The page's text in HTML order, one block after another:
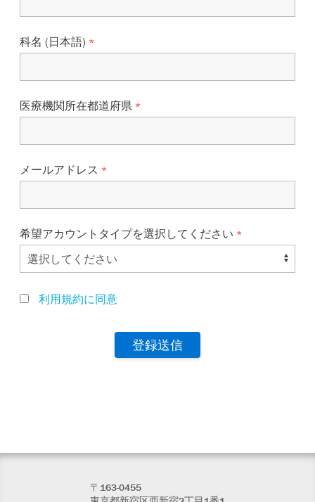
科名 (日本語)
医療機関所在都道府県
メールアドレス
希望アカウントタイプを選択してください
利用規約に同意
〒163-0455